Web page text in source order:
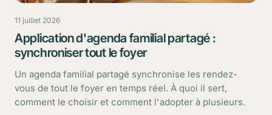
11 juillet 2026
Application d'agenda familial partagé :
synchroniser tout le foyer
Un agenda familial partagé synchronise les rendez-
vous de tout le foyer en temps réel. À quoi il sert,
comment le choisir et comment l'adopter à plusieurs.